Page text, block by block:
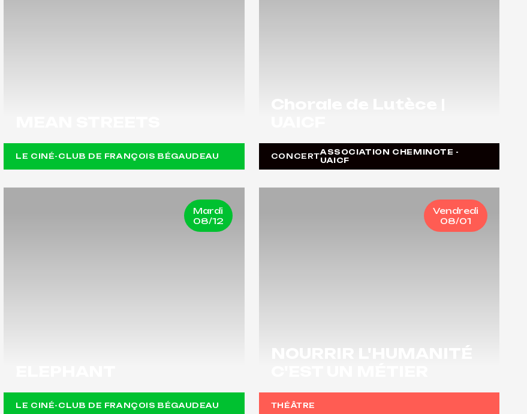
LE CINÉ-CLUB DE FRANÇOIS BÉGAUDEAU CONCERTASSOCIATION CHEMINOTE -
UAICF
Mardi
08/12
LE CINÉ-CLUB DE FRANÇOIS BÉGAUDEAU
Vendredi
08/01
THÉÂTRE